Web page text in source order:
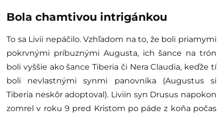
Bola chamtivou intrigánkou
To sa Livii nepáčilo. Vzhľadom na to, že boli priamymi
pokrvnými príbuznými Augusta, ich šance na trón
boli vyššie ako šance Tiberia či Nera Claudia, keďže tí
boli nevlastnými synmi panovníka (Augustus si
Tiberia neskôr adoptoval). Liviin syn Drusus napokon
zomrel v roku 9 pred Kristom po páde z koňa počas